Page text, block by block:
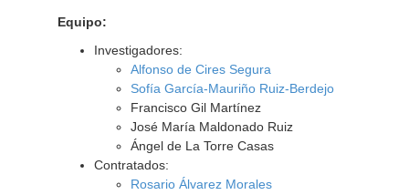
Equipo:
Investigadores:
Alfonso de Cires Segura
Sofía García-Mauriño Ruiz-Berdejo
Francisco Gil Martínez
José María Maldonado Ruiz
Ángel de La Torre Casas
Contratados:
Rosario Álvarez Morales